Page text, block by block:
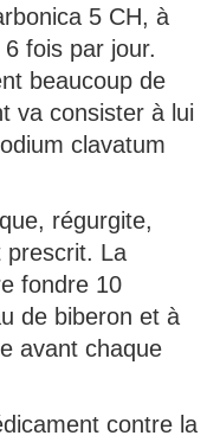
5 CH, à
fois par jour.
beaucoup de
va consister à lui
clavatum
régurgite,
prescrit. La
fondre 10
de biberon et à
avant chaque
contre la